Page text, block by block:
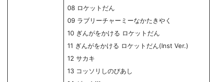
08 ロケットだん
09 ラブリーチャーミーなかたきやく
10 ぎんがをかける ロケットだん
11 ぎんがをかける ロケットだん(Inst Ver.)
12 サカキ
13 コッソリしのびあし